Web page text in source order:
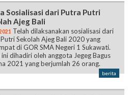
Sosialisasi dari Putra Putri
Ajeg Bali
Telah dilaksanakan sosialisasi dari
Sekolah Ajeg Bali 2020 yang
di GOR SMA Negeri 1 Sukawati.
dihadiri oleh anggota Jegeg Bagus
2021 yang berjumlah 26 orang.
berita